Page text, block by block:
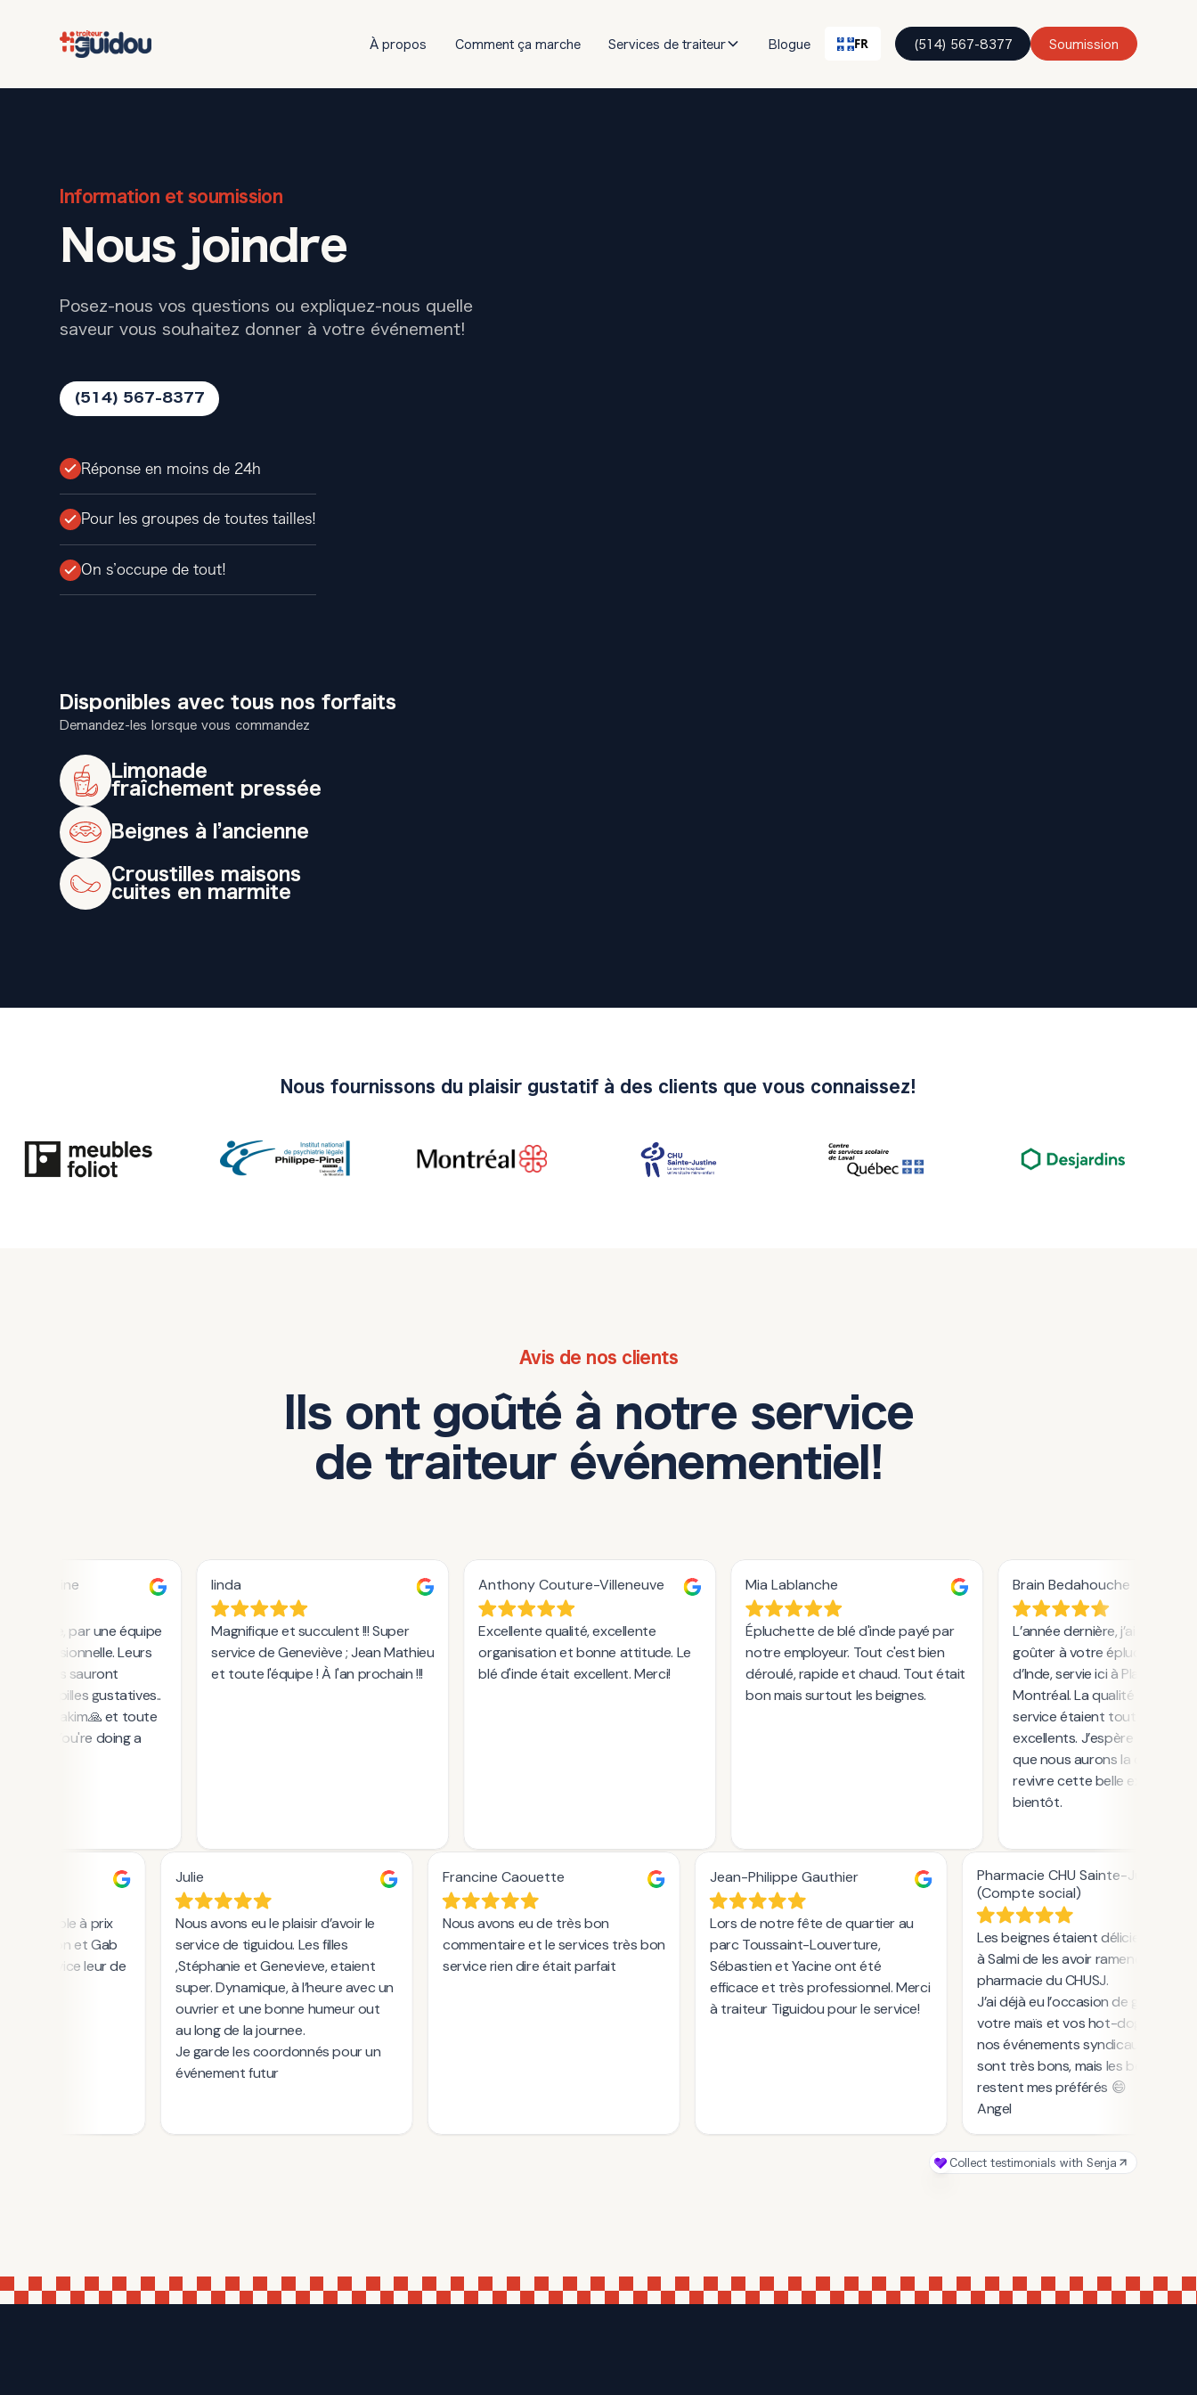
À propos Comment ça marche Services de traiteur Blogue FR (514) 567-8377 Soumission
Information et soumission
Nous joindre
Posez-nous vos questions ou expliquez-nous quelle
saveur vous souhaitez donner à votre événement!
(514) 567-8377
Réponse en moins de 24h
Pour les groupes de toutes tailles!
On s’occupe de tout!
Disponibles avec tous nos forfaits
Demandez-les lorsque vous commandez
Limonade
fraîchement pressée
Beignes à l’ancienne
Croustilles maisons
cuites en marmite
Nous fournissons du plaisir gustatif à des clients que vous connaissez!
Avis de nos clients
Ils ont goûté à notre service
de traiteur événementiel!